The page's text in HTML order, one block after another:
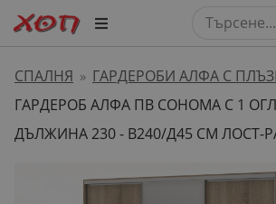
СПАЛНЯ » ГАРДЕРОБИ АЛФА С
ГАРДЕРОБ АЛФА ПВ СОНОМА С 1
ДЪЛЖИНА 230 - В240/Д45 СМ ЛОСТ-